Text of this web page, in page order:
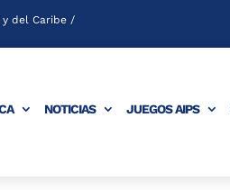
y del Caribe /
NOTICIAS JUEGOS AIPS